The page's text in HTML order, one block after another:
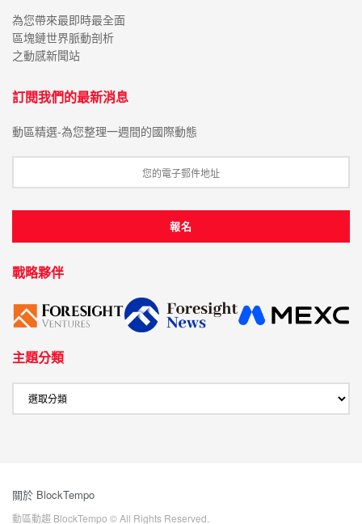
為您帶來最即時最全面
區塊鏈世界脈動剖析
之動感新聞站
訂閱我們的最新消息
動區精選-為您整理一週間的國際動態
戰略夥伴
主題分類
關於 BlockTempo
動區動趨 BlockTempo © All Rights Reserved.